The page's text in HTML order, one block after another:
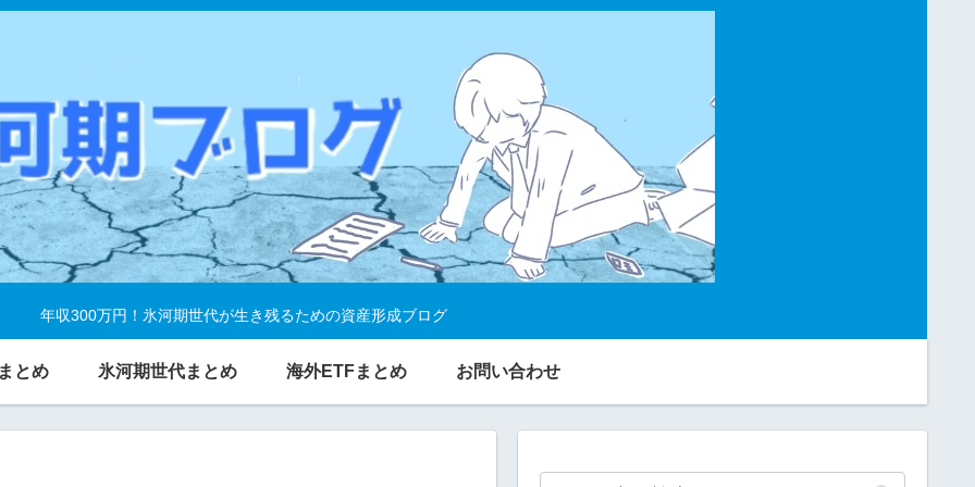
年収300万円！氷河期世代が生き残るための資産形成ブログ
とめ 氷河期世代まとめ 海外ETFまとめ お問い合わせ